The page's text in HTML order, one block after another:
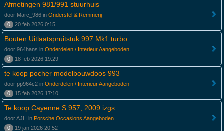
Afmetingen 981/991 stuurhuis
door Marc_986 in Onderstel & Remmerij
0
20 feb 2026 0:15
Bouten Uitlaatspruitstuk 997 Mk1 turbo
door 964hans in Onderdelen / Interieur Aangeboden
0
18 feb 2026 19:29
te koop pocher modelbouwdoos 993
door pp964c2 in Onderdelen / Interieur Aangeboden
0
15 feb 2026 17:10
Te koop Cayenne S 957, 2009 izgs
door AJH in Porsche Occasions Aangeboden
0
19 jan 2026 20:52